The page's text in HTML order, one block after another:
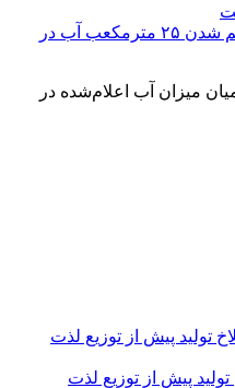
رسوایی آبی در زاینده‌رود؛ معمای گم شدن ۲۵ مترمکعب آب در
میزان آب اعلام‌شده در
پیش از توزیع لذت